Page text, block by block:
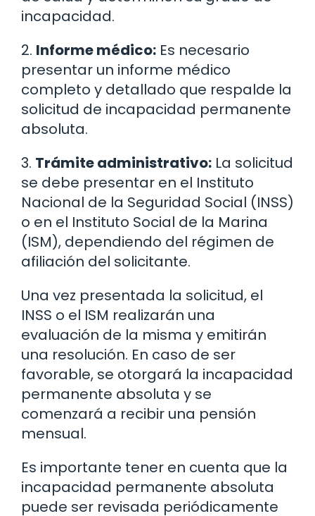
incapacidad.
2. Informe médico: Es necesario
presentar un informe médico
completo y detallado que respalde la
solicitud de incapacidad permanente
absoluta.
3. Trámite administrativo: La solicitud
se debe presentar en el Instituto
Nacional de la Seguridad Social (INSS)
o en el Instituto Social de la Marina
(ISM), dependiendo del régimen de
afiliación del solicitante.
Una vez presentada la solicitud, el
INSS o el ISM realizarán una
evaluación de la misma y emitirán
una resolución. En caso de ser
favorable, se otorgará la incapacidad
permanente absoluta y se
comenzará a recibir una pensión
mensual.
Es importante tener en cuenta que la
incapacidad permanente absoluta
puede ser revisada periódicamente